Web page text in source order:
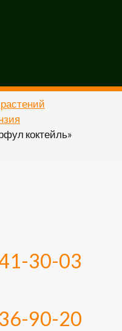
коктейль»
30-03
90-20